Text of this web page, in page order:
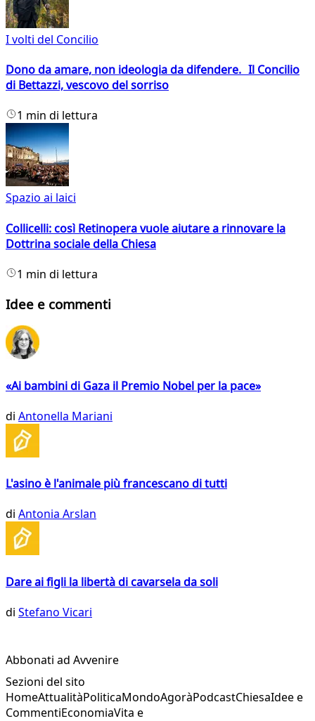
I volti del Concilio
Dono da amare, non ideologia da difendere. Il Concilio
di Bettazzi, vescovo del sorriso
1 min di lettura
Spazio ai laici
Collicelli: così Retinopera vuole aiutare a rinnovare la
Dottrina sociale della Chiesa
1 min di lettura
Idee e commenti
«Ai bambini di Gaza il Premio Nobel per la pace»
di Antonella Mariani
L'asino è l'animale più francescano di tutti
di Antonia Arslan
Dare ai figli la libertà di cavarsela da soli
di Stefano Vicari
Abbonati ad Avvenire
Sezioni del sito
HomeAttualitàPoliticaMondoAgoràPodcastChiesaIdee e
CommentiEconomiaVita e